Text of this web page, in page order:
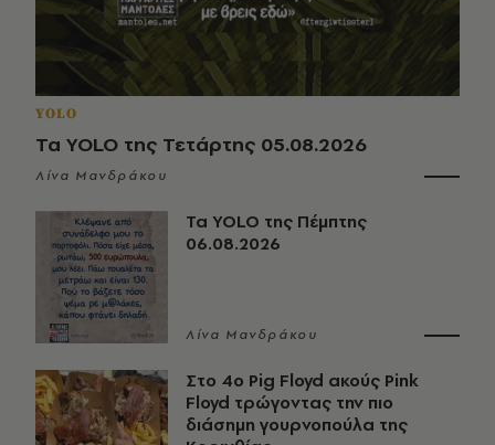
YOLO
Τα YOLO της Τετάρτης 05.08.2026
Λίνα Μανδράκου
Τα YOLO της Πέμπτης
06.08.2026
Λίνα Μανδράκου
Στο 4ο Pig Floyd ακούς Pink
Floyd τρώγοντας την πιο
διάσημη γουρνοπούλα της